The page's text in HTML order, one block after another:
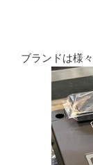
ブランドは様々